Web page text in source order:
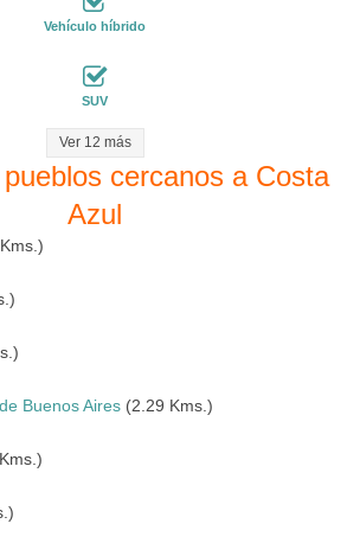
Vehículo híbrido
SUV
Ver 12 más
cercanos a Costa
Azul
Buenos Aires (2.29 Kms.)